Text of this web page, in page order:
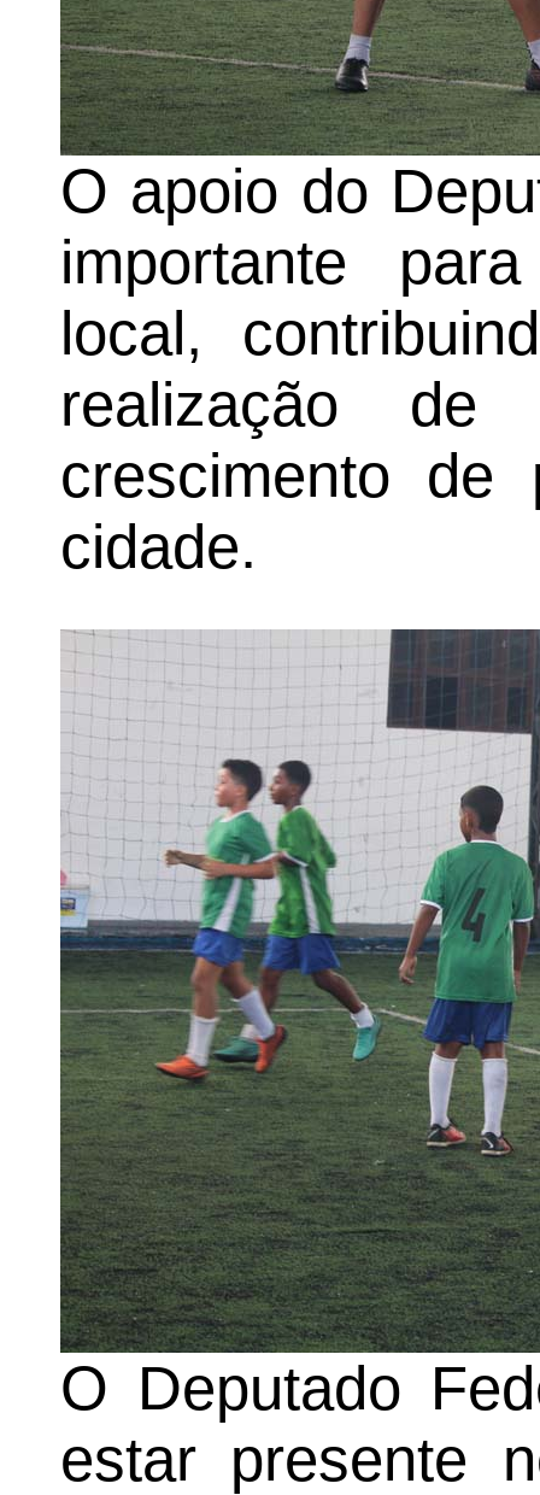
O apoio do
importante
local,
realização
crescimento de
cidade.
O Deputado
estar presente